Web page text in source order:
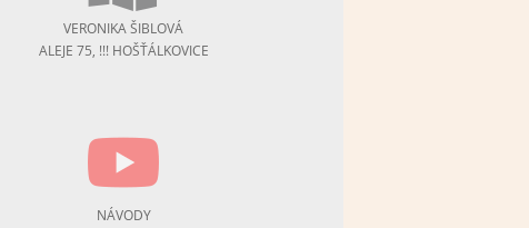
VERONIKA ŠIBLOVÁ
ALEJE 75, !!! HOŠŤÁLKOVICE
NÁVODY